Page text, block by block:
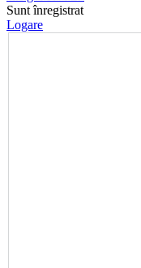
Sunt înregistrat
Logare